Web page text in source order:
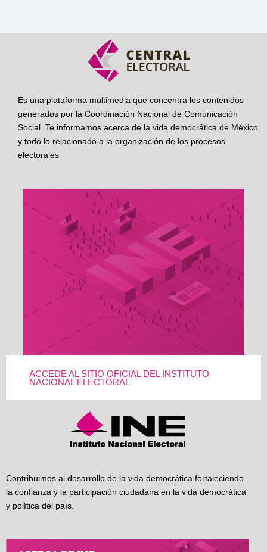
Es una plataforma multimedia que concentra los contenidos
generados por la Coordinación Nacional de Comunicación
Social. Te informamos acerca de la vida democrática de México
y todo lo relacionado a la organización de los procesos
electorales
ACCEDE AL SITIO OFICIAL DEL INSTITUTO
NACIONAL ELECTORAL
Contribuimos al desarrollo de la vida democrática fortaleciendo
la confianza y la participación ciudadana en la vida democrática
y política del país.